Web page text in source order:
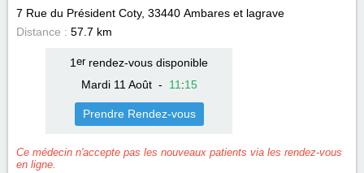
7 Rue du Président Coty, 33440 Ambares et lagrave
Distance : 57.7 km
1 errendez-vous disponible
Mardi 11 Août- 11 :15
Prendre Rendez-vous
Ce médecin n'accepte pas les nouveaux patients via les rendez-vous
en ligne.